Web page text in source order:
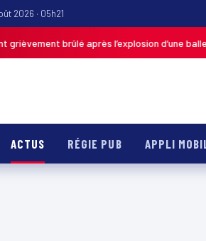
2026 · 05h21
après l’explosion d’une balle antistress
ACTUS RÉGIE PUB APPLI